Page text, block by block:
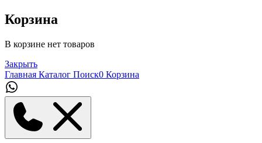
Корзина
В корзине нет товаров
Закрыть
Главная Каталог Поиск0 Корзина